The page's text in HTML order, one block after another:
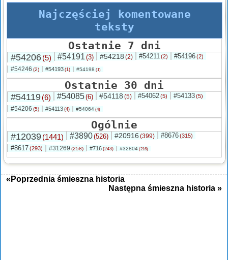
Najczęściej komentowane
teksty
Ostatnie 7 dni
#54206(5) #54191 (3) #54218 (2) #54211 (2) #54196(2)
#54246 (2) #54193 (1) #54198 (1)
Ostatnie 30 dni
#54119(6) #54085(6) #54118 (5) #54062(5) #54133(5)
#54206 (5) #54113 (4) #54064 (4)
Ogólnie
#12039(1441) #3890(526) #20916 (399) #8676(315)
#8617(293) #31269 (258) #716 (243) #32804 (216)
«Poprzednia śmieszna historia
Następna śmieszna historia »